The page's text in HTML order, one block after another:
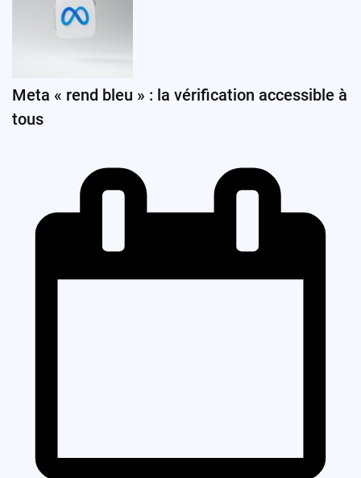
Meta « rend bleu » : la vérification accessible à
tous